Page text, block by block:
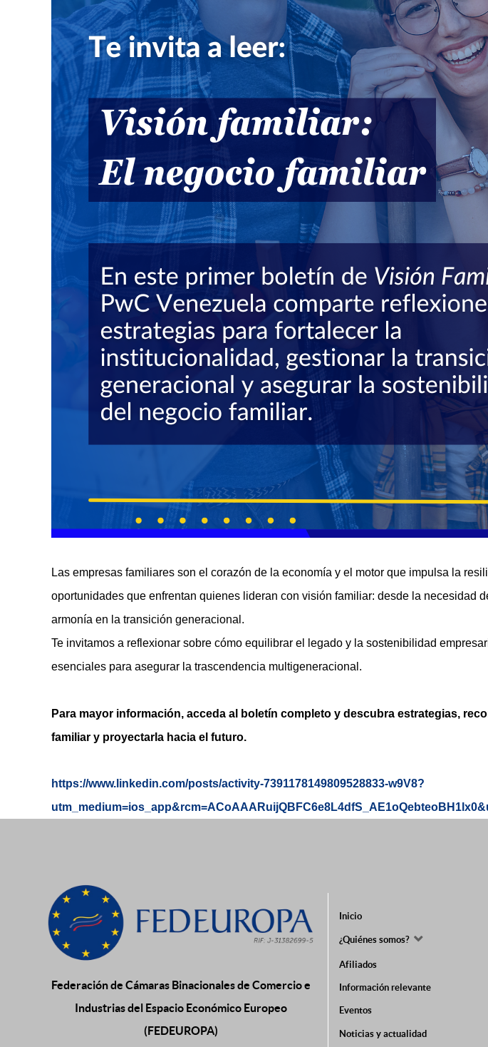
Las empresas familiares son el corazón de la economía y el motor que impulsa la
oportunidades que enfrentan quienes lideran con visión familiar: desde la necesidad
armonía en la transición generacional.
Te invitamos a reflexionar sobre cómo equilibrar el legado y la sostenibilidad
esenciales para asegurar la trascendencia multigeneracional.
Para mayor información, acceda al boletín completo y descubra estrategias,
familiar y proyectarla hacia el futuro.
https://www.linkedin.com/posts/activity-7391178149809528833-w9V8?
Federación de Cámaras Binacionales de Comercio e
Industrias del Espacio Económico Europeo
(FEDEUROPA)
Inicio
¿Quiénes somos?
Afiliados
Información relevante
Eventos
Noticias y actualidad